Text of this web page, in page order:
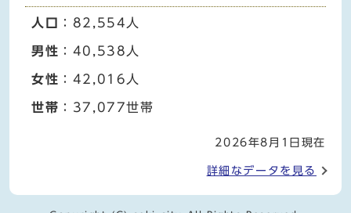
人口 ：82,554人
男性 ：40,538人
女性 ：42,016人
世帯 ：37,077世帯
2026年8月1日現在
詳細なデータを見る